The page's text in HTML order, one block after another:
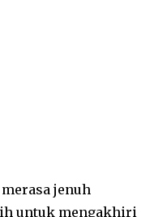
jenuh
untuk mengakhiri